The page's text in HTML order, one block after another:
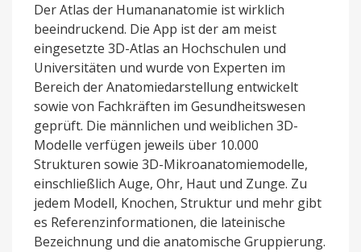
Der Atlas der Humananatomie ist wirklich
beeindruckend. Die App ist der am meist
eingesetzte 3D-Atlas an Hochschulen und
Universitäten und wurde von Experten im
Bereich der Anatomiedarstellung entwickelt
sowie von Fachkräften im Gesundheitswesen
geprüft. Die männlichen und weiblichen 3D-
Modelle verfügen jeweils über 10.000
Strukturen sowie 3D-Mikroanatomiemodelle,
einschließlich Auge, Ohr, Haut und Zunge. Zu
jedem Modell, Knochen, Struktur und mehr gibt
es Referenzinformationen, die lateinische
Bezeichnung und die anatomische Gruppierung.